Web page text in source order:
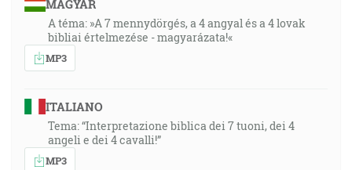
MAGYAR
A téma: »A 7 mennydörgés, a 4 angyal és a 4 lovak
bibliai értelmezése - magyarázata!«
MP3
ITALIANO
Tema: “Interpretazione biblica dei 7 tuoni, dei 4
angeli e dei 4 cavalli!”
MP3